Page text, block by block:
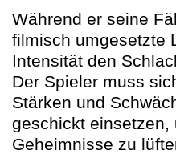
Während er seine
filmisch umgesetzte
Intensität den
Der Spieler muss
Stärken und
geschickt einsetzen,
Geheimnisse zu